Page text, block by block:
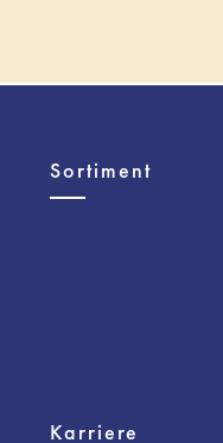
Sortiment
Karriere